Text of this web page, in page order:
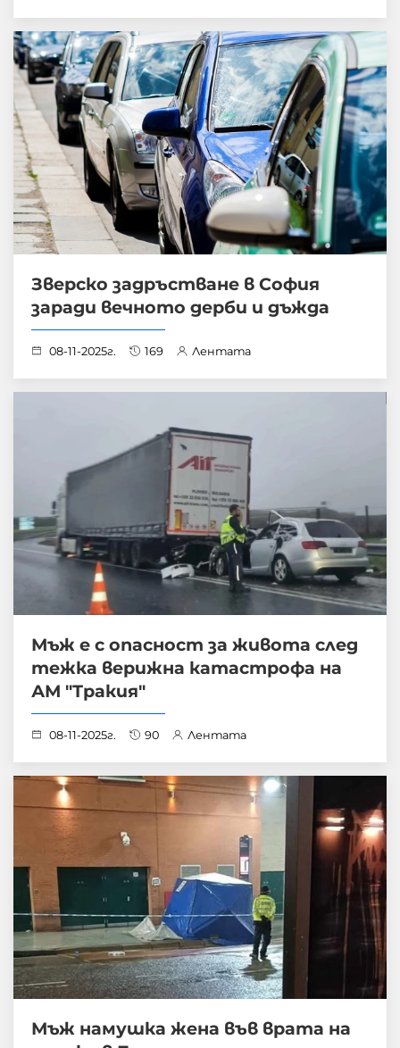
Зверско задръстване в София
заради вечното дерби и дъжда
08-11-2025г. 169 Лентата
Мъж е с опасност за живота след
тежка верижна катастрофа на
АМ "Тракия"
08-11-2025г. 90 Лентата
Мъж намушка жена във врата на